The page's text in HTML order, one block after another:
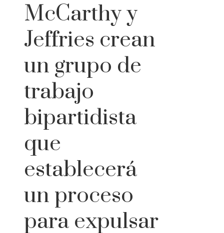
McCarthy y
Jeffries crean
un grupo de
trabajo
bipartidista
que
establecerá
un proceso
para expulsar